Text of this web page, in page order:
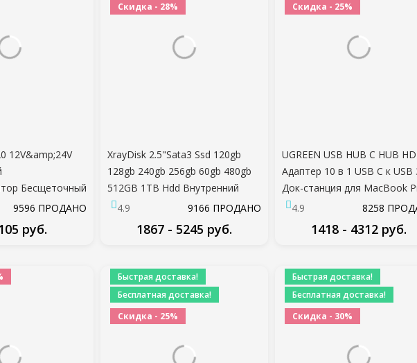
12V&amp;24V
Бесщеточный
2Pin Для
Черные
9596 ПРОДАНО
руб.
Скидка - 28%
XrayDisk 2.5"Sata3 Ssd 120gb
128gb 240gb 256gb 60gb 480gb
512GB 1TB Hdd Внутренний
Жесткий диск Твердотельный
4.9 9166 ПРОДАНО
1867 - 5245 руб.
Скидка - 25%
UGREEN USB HUB C HUB
Адаптер 10 в 1 USB C к USB
Док-станция для MacBook
Аксессуары USB-C Type C 3.1
4.9 8258
1418 - 4312 руб.
Быстрая доставка!
Бесплатная доставка!
Скидка - 25%
Быстрая доставка!
Бесплатная доставка!
Скидка - 30%